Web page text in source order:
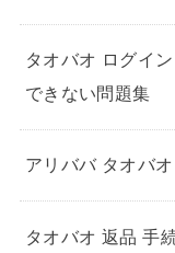
タオバオ ログイ
できない問題集
アリババ タオバ
タオバオ 返品 手